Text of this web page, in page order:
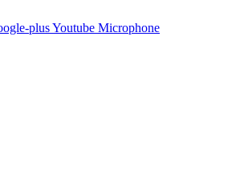
plusYoutube Microphone